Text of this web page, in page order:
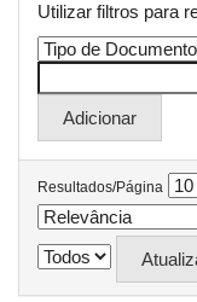
Utilizar filtros para
Resultados/Página